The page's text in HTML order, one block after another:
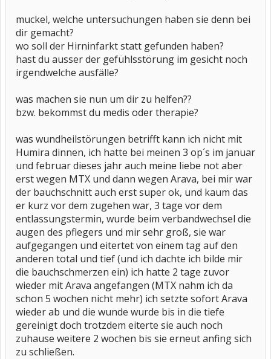
muckel, welche untersuchungen haben sie denn bei
dir gemacht?
wo soll der Hirninfarkt statt gefunden haben?
hast du ausser der gefühlsstörung im gesicht noch
irgendwelche ausfälle?
was machen sie nun um dir zu helfen??
bzw. bekommst du medis oder therapie?
was wundheilstörungen betrifft kann ich nicht mit
Humira dinnen, ich hatte bei meinen 3 op´s im januar
und februar dieses jahr auch meine liebe not aber
erst wegen MTX und dann wegen Arava, bei mir war
der bauchschnitt auch erst super ok, und kaum das
er kurz vor dem zugehen war, 3 tage vor dem
entlassungstermin, wurde beim verbandwechsel die
augen des pflegers und mir sehr groß, sie war
aufgegangen und eitertet von einem tag auf den
anderen total und tief (und ich dachte ich bilde mir
die bauchschmerzen ein) ich hatte 2 tage zuvor
wieder mit Arava angefangen (MTX nahm ich da
schon 5 wochen nicht mehr) ich setzte sofort Arava
wieder ab und die wunde wurde bis in die tiefe
gereinigt doch trotzdem eiterte sie auch noch
zuhause weitere 2 wochen bis sie erneut anfing sich
zu schließen.